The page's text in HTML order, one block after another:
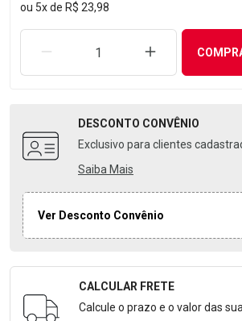
ou 5xde R$ 23,98
REMOVER UMA UNIDADEAUMENTAR
DESCONTO CONVÊNIO
Exclusivo para clientes
Saiba Mais
Ver Desconto Convênio
Formulário para Calcular o
CALCULAR FRETE
Calcule o prazo e o valor das